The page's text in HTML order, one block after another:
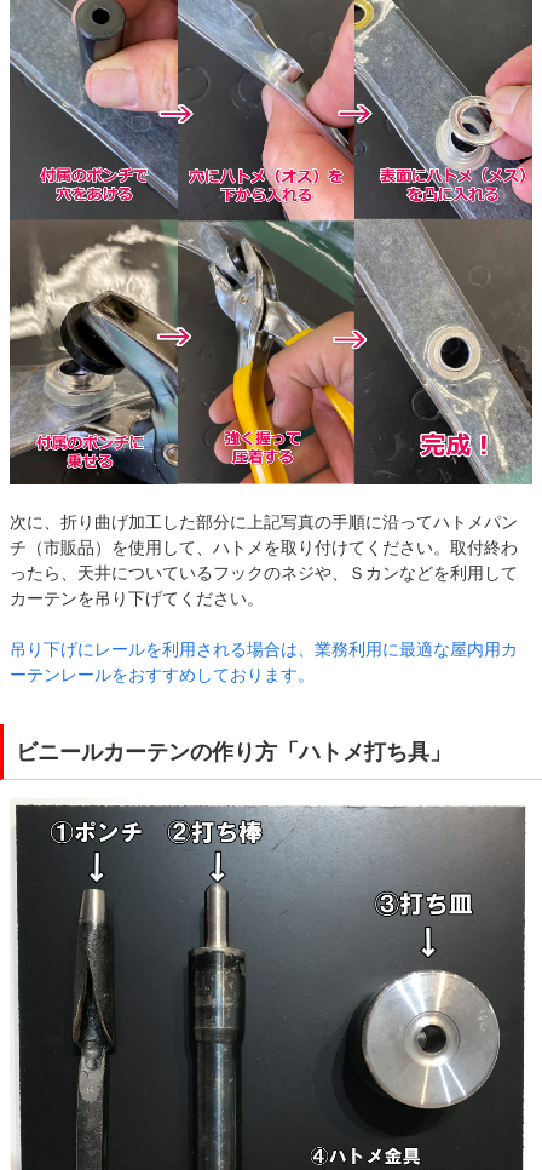
次に、折り曲げ加工した部分に上記写真の手順に沿ってハトメパン
チ（市販品）を使用して、ハトメを取り付けてください。取付終わ
ったら、天井についているフックのネジや、Ｓカンなどを利用して
カーテンを吊り下げてください。
吊り下げにレールを利用される場合は、業務利用に最適な屋内用カ
ーテンレールをおすすめしております。
ビニールカーテンの作り方「ハトメ打ち具」